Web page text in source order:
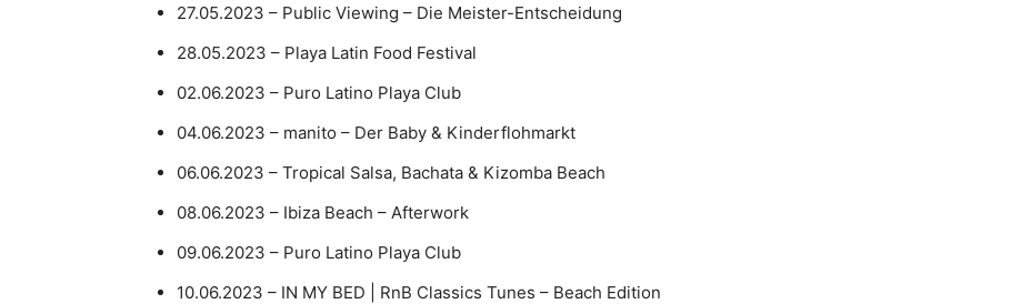
27.05.2023 – Public Viewing – Die Meister-Entscheidung
28.05.2023 – Playa Latin Food Festival
02.06.2023 – Puro Latino Playa Club
04.06.2023 – manito – Der Baby & Kinderflohmarkt
06.06.2023 – Tropical Salsa, Bachata & Kizomba Beach
08.06.2023 – Ibiza Beach – Afterwork
09.06.2023 – Puro Latino Playa Club
10.06.2023 – IN MY BED | RnB Classics Tunes – Beach Edition